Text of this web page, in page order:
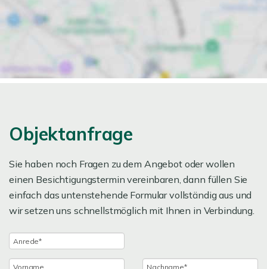
Objektanfrage
Sie haben noch Fragen zu dem Angebot oder wollen
einen Besichtigungstermin vereinbaren, dann füllen Sie
einfach das untenstehende Formular vollständig aus und
wir setzen uns schnellstmöglich mit Ihnen in Verbindung.